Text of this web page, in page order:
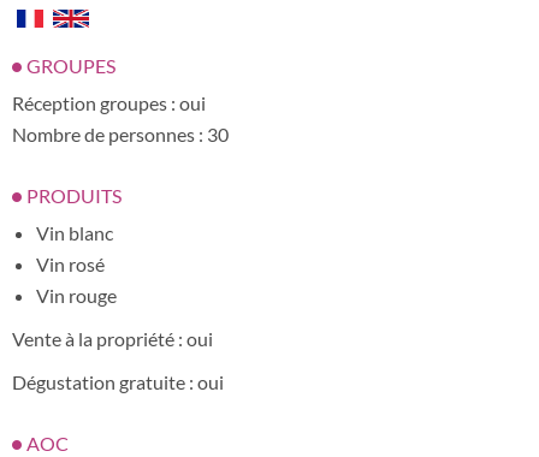
GROUPES
Réception groupes : oui
Nombre de personnes : 30
PRODUITS
Vin blanc
Vin rosé
Vin rouge
Vente à la propriété : oui
Dégustation gratuite : oui
AOC